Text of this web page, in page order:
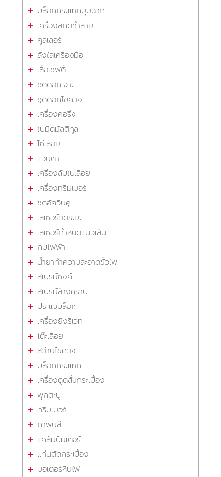
บล็อกกระแทกมุมฉาก
เครื่องสกัดทำลาย
คูลเลอร์
ลังใส่เครื่องมือ
เสื้อเซฟตี้
ชุดดอกเจาะ
ชุดดอกไขควง
เครื่องคอริ่ง
ใบมีดมัลติทูล
โซ่เลื่อย
แว่นตา
เครื่องลับใบเลื่อย
เครื่องทริมเมอร์
ชุดอัศวินคู่
เลเซอร์วัดระยะ
เลเซอร์กำหนดแนวเส้น
กบไฟฟ้า
น้ำยาทำความสะอาดขั้วไฟ
สเปรย์ซิงค์
สเปรย์ล้างคราบ
ประแจบล็อก
เครื่องยิงรีเวท
โต๊ะเลื่อย
สว่านไขควง
บล็อกกระแทก
เครื่องดูดสั่นกระเบื้อง
พุกตะปู
ทริมเมอร์
กาพ่นสี
แคล้มป์มิเตอร์
แท่นตัดกระเบื้อง
มอเตอร์หินไฟ